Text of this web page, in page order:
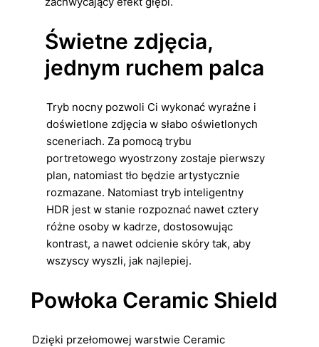
Świetne zdjęcia,
jednym ruchem palca
Tryb nocny pozwoli Ci wykonać wyraźne i
doświetlone zdjęcia w słabo oświetlonych
sceneriach. Za pomocą trybu
portretowego wyostrzony zostaje pierwszy
plan, natomiast tło będzie artystycznie
rozmazane. Natomiast tryb inteligentny
HDR jest w stanie rozpoznać nawet cztery
różne osoby w kadrze, dostosowując
kontrast, a nawet odcienie skóry tak, aby
wszyscy wyszli, jak najlepiej.
Powłoka Ceramic Shield
Dzięki przełomowej warstwie Ceramic